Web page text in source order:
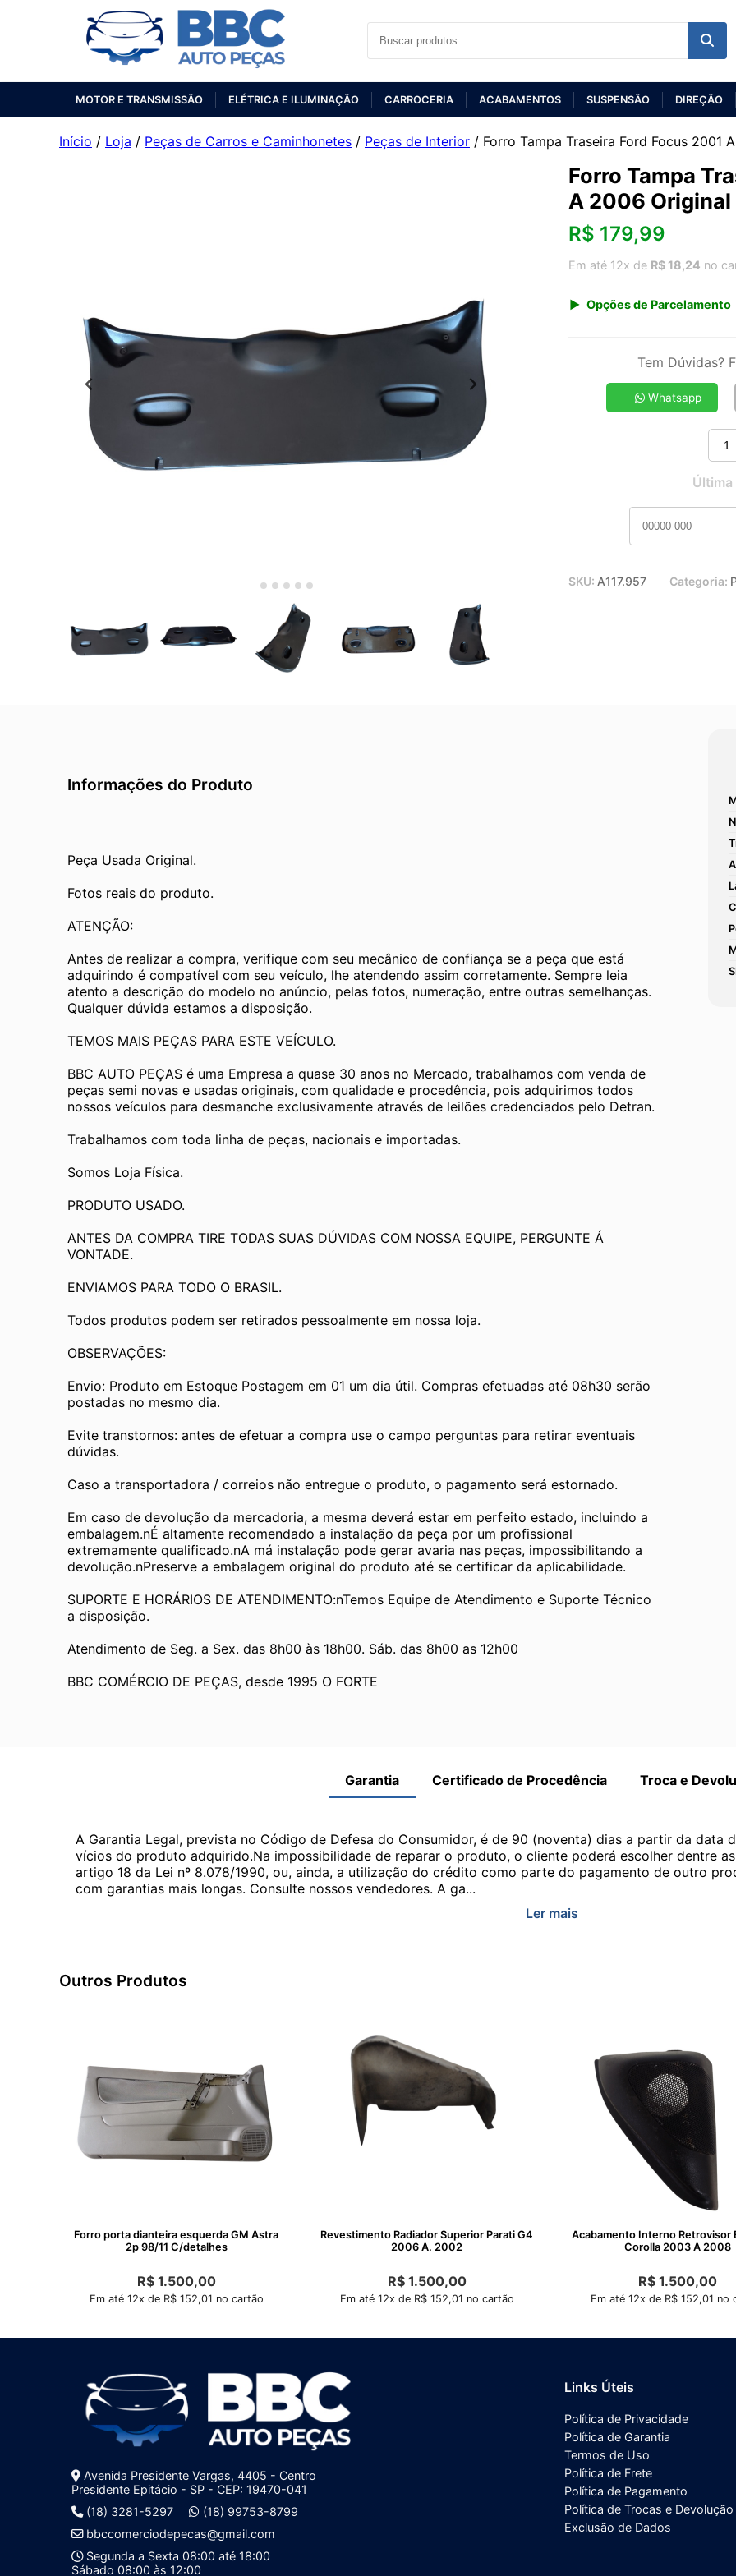
MOTOR E TRANSMISSÃO ELÉTRICA E ILUMINAÇÃO CARROCERIA ACABAMENTOS SUSPENSÃO DIREÇÃO
Início / Loja / Peças de Carros e Caminhonetes / Peças de Interior / Forro Tampa Traseira Ford Focus 2001
Forro Tampa
A 2006 Original
R$ 179,99
Em até 12x de R$ 18,24 no
Opções de Parcelamento
7x de R$ 29,50
9x de R$ 23,54
Tem Dúvidas?
Whatsapp
SKU: A117.957 Categoria:
Informações do Produto
Peça Usada Original.
Fotos reais do produto.
ATENÇÃO:
Antes de realizar a compra, verifique com seu mecânico de confiança se a peça que está
adquirindo é compatível com seu veículo, lhe atendendo assim corretamente. Sempre leia
atento a descrição do modelo no anúncio, pelas fotos, numeração, entre outras semelhanças.
Qualquer dúvida estamos a disposição.
TEMOS MAIS PEÇAS PARA ESTE VEÍCULO.
BBC AUTO PEÇAS é uma Empresa a quase 30 anos no Mercado, trabalhamos com venda de
peças semi novas e usadas originais, com qualidade e procedência, pois adquirimos todos
nossos veículos para desmanche exclusivamente através de leilões credenciados pelo Detran.
Trabalhamos com toda linha de peças, nacionais e importadas.
Somos Loja Física.
PRODUTO USADO.
ANTES DA COMPRA TIRE TODAS SUAS DÚVIDAS COM NOSSA EQUIPE, PERGUNTE Á
VONTADE.
ENVIAMOS PARA TODO O BRASIL.
Todos produtos podem ser retirados pessoalmente em nossa loja.
OBSERVAÇÕES:
Envio: Produto em Estoque Postagem em 01 um dia útil. Compras efetuadas até 08h30 serão
postadas no mesmo dia.
Evite transtornos: antes de efetuar a compra use o campo perguntas para retirar eventuais
dúvidas.
Caso a transportadora / correios não entregue o produto, o pagamento será estornado.
Em caso de devolução da mercadoria, a mesma deverá estar em perfeito estado, incluindo a
embalagem.nÉ altamente recomendado a instalação da peça por um profissional
extremamente qualificado.nA má instalação pode gerar avaria nas peças, impossibilitando a
devolução.nPreserve a embalagem original do produto até se certificar da aplicabilidade.
SUPORTE E HORÁRIOS DE ATENDIMENTO:nTemos Equipe de Atendimento e Suporte Técnico
a disposição.
Atendimento de Seg. a Sex. das 8h00 às 18h00. Sáb. das 8h00 as 12h00
BBC COMÉRCIO DE PEÇAS, desde 1995 O FORTE
Garantia Certificado de Procedência Troca e
A Garantia Legal, prevista no Código de Defesa do Consumidor, é de 90 (noventa) dias a partir da
vícios do produto adquirido.Na impossibilidade de reparar o produto, o cliente poderá escolher dentre
artigo 18 da Lei nº 8.078/1990, ou, ainda, a utilização do crédito como parte do pagamento de outro
com garantias mais longas. Consulte nossos vendedores. A ga...
Ler mais
Outros Produtos
Forro porta dianteira esquerda GM Astra
2p 98/11 C/detalhes
R$1.500,00
Em até 12x de R$ 152,01 no cartão
Revestimento Radiador Superior Parati G4
2006 A. 2002
R$1.500,00
Em até 12x de R$ 152,01 no cartão
Acabamento Interno Retrovisor
Corolla 2003 A 2008
R$1.500,00
Em até 12x de R$ 152,01 no
Avenida Presidente Vargas, 4405 - Centro
Presidente Epitácio - SP - CEP: 19470-041
(18) 3281-5297
(18) 99753-8799
bbccomerciodepecas@gmail.com
Segunda a Sexta 08:00 até 18:00
Sábado 08:00 às 12:00
Links Úteis
Política de Privacidade
Política de Garantia
Termos de Uso
Política de Frete
Política de Pagamento
Política de Trocas e Devolução
Exclusão de Dados